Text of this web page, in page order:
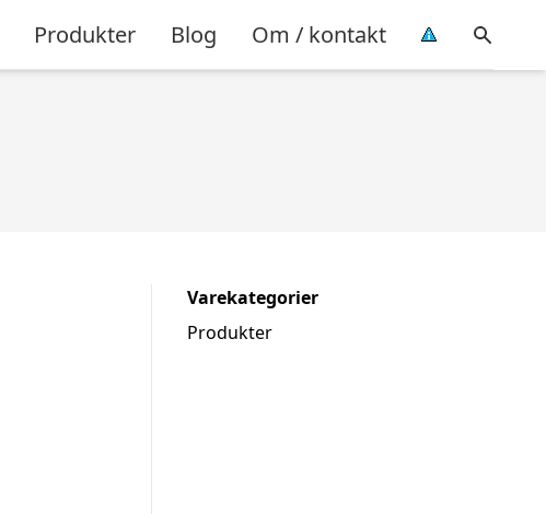
Produkter Blog Om / kontakt
Varekategorier
Produkter